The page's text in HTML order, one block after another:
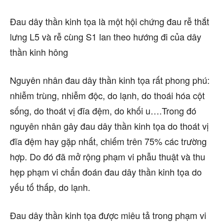
Đau dây thần kinh tọa là một hội chứng đau rễ thắt
lưng L5 và rễ cùng S1 lan theo hướng đi của dây
thần kinh hông
Nguyên nhân đau dây thần kinh tọa rất phong phú:
nhiễm trùng, nhiễm độc, do lạnh, do thoái hóa cột
sống, do thoát vị đĩa đệm, do khối u….Trong đó
nguyên nhân gây đau dây thần kinh tọa do thoát vị
đĩa đệm hay gặp nhất, chiếm trên 75% các trường
hợp. Do đó đã mở rộng phạm vi phẫu thuật và thu
hẹp phạm vi chẩn đoán đau dây thần kinh tọa do
yếu tố thấp, do lạnh.
Đau dây thần kinh tọa được miêu tả trong phạm vi